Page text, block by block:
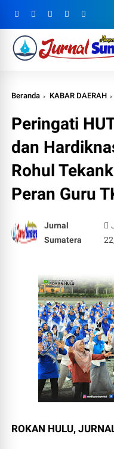
Beranda KABAR DAERAH
Peringati
dan
Rohul
Peran Guru
Jurnal
Sumatera
ROKAN HULU,